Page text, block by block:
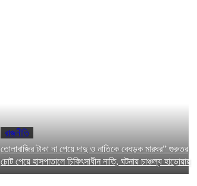
রাজনীতি
তোলাবাজির টাকা না পেয়ে দাদু ও নাতিকে বেধড়ক মারধর” গুরুতর
চোট পেয়ে হাসপাতালে চিকিৎসাধীন নাতি, ঘটনায় চাঞ্চল্য হাড়োয়ায়